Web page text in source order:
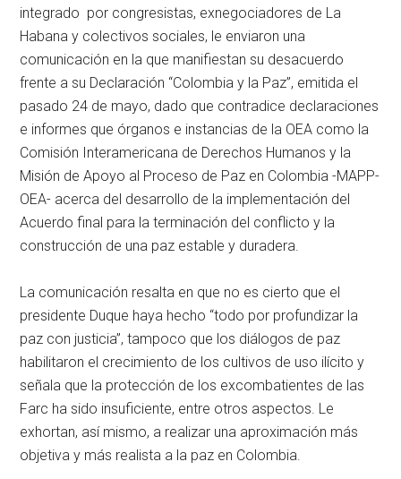
integrado por congresistas, exnegociadores de La
Habana y colectivos sociales, le enviaron una
comunicación en la que manifiestan su desacuerdo
frente a su Declaración “Colombia y la Paz”, emitida el
pasado 24 de mayo, dado que contradice declaraciones
e informes que órganos e instancias de la OEA como la
Comisión Interamericana de Derechos Humanos y la
Misión de Apoyo al Proceso de Paz en Colombia -MAPP-
OEA- acerca del desarrollo de la implementación del
Acuerdo final para la terminación del conflicto y la
construcción de una paz estable y duradera.
La comunicación resalta en que no es cierto que el
presidente Duque haya hecho “todo por profundizar la
paz con justicia”, tampoco que los diálogos de paz
habilitaron el crecimiento de los cultivos de uso ilícito y
señala que la protección de los excombatientes de las
Farc ha sido insuficiente, entre otros aspectos. Le
exhortan, así mismo, a realizar una aproximación más
objetiva y más realista a la paz en Colombia.